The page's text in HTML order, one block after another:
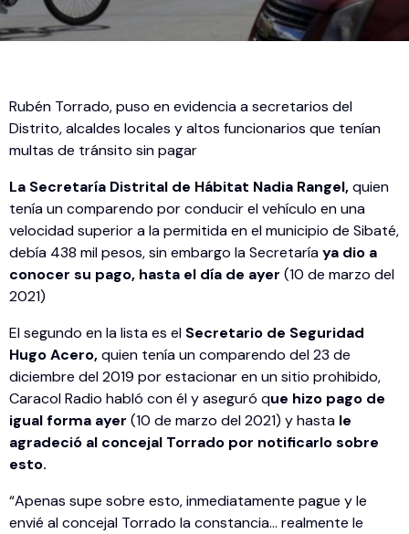
Rubén Torrado, puso en evidencia a secretarios del
Distrito, alcaldes locales y altos funcionarios que tenían
multas de tránsito sin pagar
La Secretaría Distrital de Hábitat Nadia Rangel,quien
tenía un comparendo por conducir el vehículo en una
velocidad superior a la permitida en el municipio de Sibaté,
debía 438 mil pesos, sin embargo la Secretaríaya dio a
conocer su pago, hasta el día de ayer (10 de marzo del
2021)
El segundo en la lista es el Secretario de Seguridad
Hugo Acero,quien tenía un comparendo del 23 de
diciembre del 2019 por estacionar en un sitio prohibido,
Caracol Radio habló con él y aseguró que hizo pago de
igual forma ayer (10 de marzo del 2021) y hasta le
agradeció al concejal Torrado por notificarlo sobre
esto.
“Apenas supe sobre esto, inmediatamente pague y le
envié al concejal Torrado la constancia… realmente le